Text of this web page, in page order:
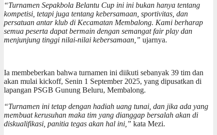
“Turnamen Sepakbola Belantu Cup ini ini bukan hanya tentang
kompetisi, tetapi juga tentang kebersamaan, sportivitas, dan
persatuan antar klub di Kecamatan Membalong. Kami berharap
semua peserta dapat bermain dengan semangat fair play dan
menjunjung tinggi nilai-nilai kebersamaan,” ujarnya.
Ia membeberkan bahwa turnamen ini diikuti sebanyak 39 tim dan
akan mulai kickoff, Senin 1 September 2025, yang dipusatkan di
lapangan PSGB Gunung Beluru, Membalong.
“Turnamen ini tetap dengan hadiah uang tunai, dan jika ada yang
membuat kerusuhan maka tim yang dianggap bersalah akan di
diskualifikasi, panitia tegas akan hal ini,” kata Mezi.